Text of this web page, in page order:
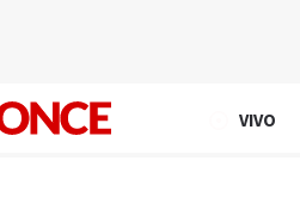
VIVO